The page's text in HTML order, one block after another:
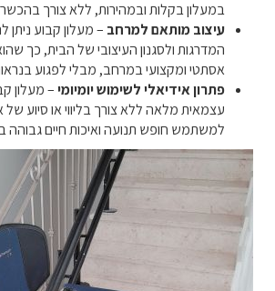
במעלון בקלות ובמהירות, ללא צורך
עיצוב מותאם למרחב – מעלון קבוע ניתן
המדרגות ולסגנון העיצובי של הבית, כך
אסתטי ומקצועי במרחב, מבלי לפגוע
פתרון אידיאלי לשימוש יומיומי– מעלון
עצמאית מלאה ללא צורך בליווי או סיוע
למשתמש חופש תנועה ואיכות חיים גבוהה